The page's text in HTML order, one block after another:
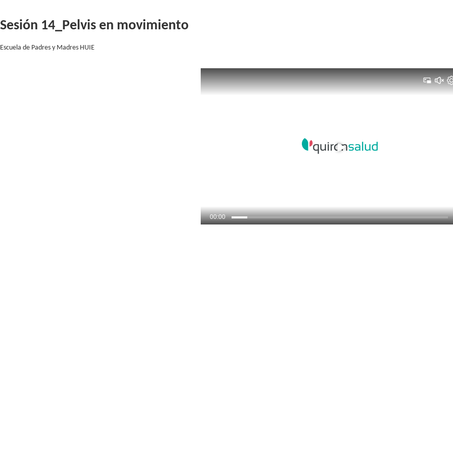
al
contenido
Sesión 14_Pelvis en movimiento
Escuela de Padres y Madres HUIE
00:00